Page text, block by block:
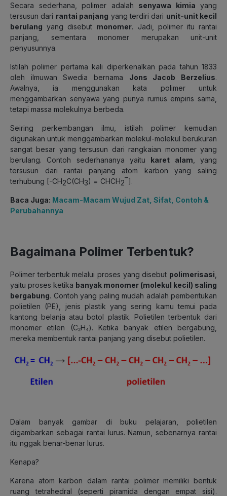
Secara sederhana, polimer adalah senyawa kimia yang
tersusun dari rantai panjang yang terdiri dari unit-unit kecil
berulang yang disebut monomer. Jadi, polimer itu rantai
panjang, sementara monomer merupakan unit-unit
penyusunnya.
Istilah polimer pertama kali diperkenalkan pada tahun 1833
oleh ilmuwan Swedia bernama Jons Jacob Berzelius.
Awalnya, ia menggunakan kata polimer untuk
menggambarkan senyawa yang punya rumus empiris sama,
tetapi massa molekulnya berbeda.
Seiring perkembangan ilmu, istilah polimer kemudian
digunakan untuk menggambarkan molekul-molekul berukuran
sangat besar yang tersusun dari rangkaian monomer yang
berulang. Contoh sederhananya yaitu karet alam , yang
tersusun dari rantai panjang atom karbon yang saling
terhubung [-CH2C(CH3) = CHCH2
–] .
Baca Juga: Macam-Macam Wujud Zat, Sifat, Contoh &
Perubahannya
Bagaimana Polimer Terbentuk?
Polimer terbentuk melalui proses yang disebut polimerisasi
yaitu proses ketika banyak monomer (molekul kecil) saling
bergabung. Contoh yang paling mudah adalah pembentukan
polietilen (PE)
jenis plastik yang sering kamu temui pada
kantong belanja atau botol plastik. Polietilen terbentuk dari
monomer etilen (C₂H₄).
Ketika banyak etilen bergabung,
mereka membentuk rantai panjang yang disebut polietilen.
Dalam banyak gambar di buku pelajaran, polietilen
digambarkan sebagai rantai lurus. Namun, sebenarnya rantai
itu nggak benar-benar lurus.
Kenapa?
Karena atom karbon dalam rantai polimer memiliki bentuk
ruang tetrahedral (seperti piramida dengan empat sisi).